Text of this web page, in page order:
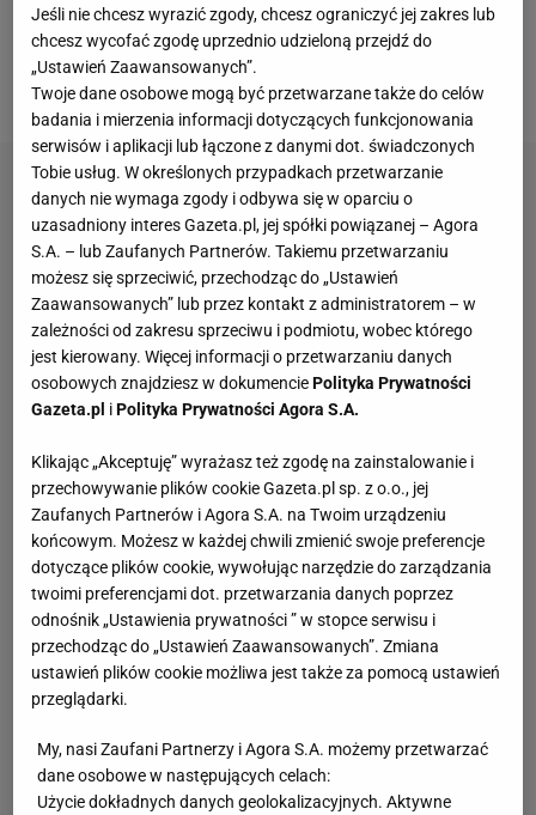
nie udało się osiągnąć żadnej zawodniczce. W
drodze do decydującegomeczuwygrała aż dziewięć
spotkań i straciła zaledwie jednego seta.
Jeśli nie chcesz wyrazić zgody, chcesz ograniczyć jej zakres lub
chcesz wycofać zgodę uprzednio udzieloną przejdź do
„Ustawień Zaawansowanych”.
Twoje dane osobowe mogą być przetwarzane także do celów
badania i mierzenia informacji dotyczących funkcjonowania
serwisów i aplikacji lub łączone z danymi dot. świadczonych
Tobie usług. W określonych przypadkach przetwarzanie
danych nie wymaga zgody i odbywa się w oparciu o
uzasadniony interes Gazeta.pl, jej spółki powiązanej – Agora
S.A. – lub Zaufanych Partnerów. Takiemu przetwarzaniu
możesz się sprzeciwić, przechodząc do „Ustawień
Zaawansowanych” lub przez kontakt z administratorem – w
zależności od zakresu sprzeciwu i podmiotu, wobec którego
jest kierowany. Więcej informacji o przetwarzaniu danych
osobowych znajdziesz w dokumenciePolityka Prywatności
Gazeta.pl iPolityka Prywatności Agora S.A.
Klikając „Akceptuję” wyrażasz też zgodę na zainstalowanie i
przechowywanie plików cookie Gazeta.pl sp. z o.o., jej
Zaufanych Partnerów i Agora S.A. na Twoim urządzeniu
końcowym. Możesz w każdej chwili zmienić swoje preferencje
dotyczące plików cookie, wywołując narzędzie do zarządzania
twoimi preferencjami dot. przetwarzania danych poprzez
odnośnik „Ustawienia prywatności ” w stopce serwisu i
przechodząc do „Ustawień Zaawansowanych”. Zmiana
ustawień plików cookie możliwa jest także za pomocą ustawień
przeglądarki.
My, nasi Zaufani Partnerzy i Agora S.A. możemy przetwarzać
dane osobowe w następujących celach:
Użycie dokładnych danych geolokalizacyjnych. Aktywne